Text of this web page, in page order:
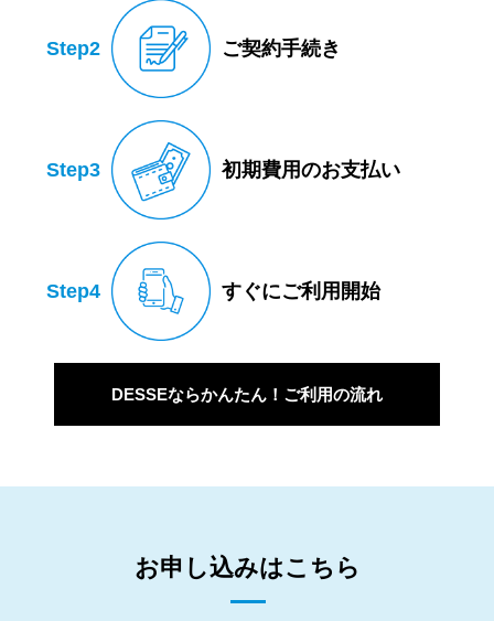
Step2 ご契約手続き
Step3 初期費用のお支払い
Step4 すぐにご利用開始
DESSEならかんたん！ご利用の流れ
お申し込みはこちら